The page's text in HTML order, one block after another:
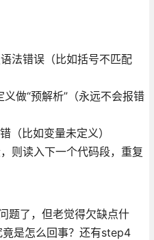
法错误（比如括号不匹配
做“预解析”（永远不会报错
（比如变量未定义）
则读入下一个代码段，重复
题了，但老觉得欠缺点什
是怎么回事？还有step4